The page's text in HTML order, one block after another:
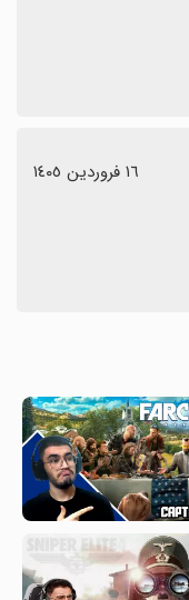
١٦ فروردین ١٤٠٥